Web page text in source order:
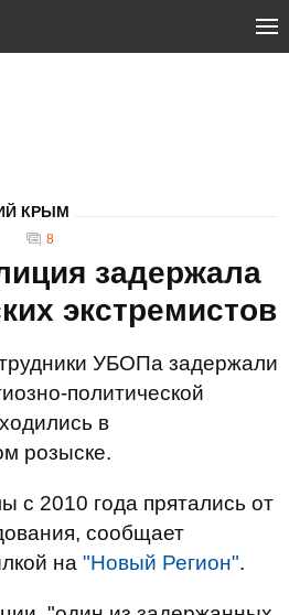
КРЫМ
8
задержала
экстремистов
УБОПа задержали
политической
в
розыске.
с 2010 года прятались от
сообщает
на "Новый Регион".